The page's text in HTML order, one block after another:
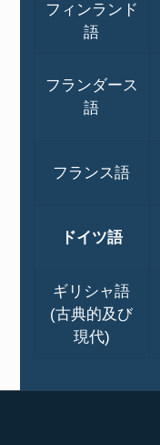
フィンランド
語
フランダース
語
フランス語
ドイツ語
ギリシャ語
(古典的及び
現代)